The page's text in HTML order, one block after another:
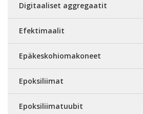
Digitaaliset aggregaatit
Efektimaalit
Epäkeskohiomakoneet
Epoksiliimat
Epoksiliimatuubit